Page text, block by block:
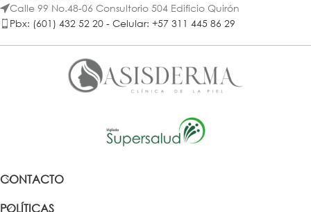
Calle 99 No.48-06 Consultorio 504 Edificio Quirón
Pbx: (601) 432 52 20 - Celular: +57 311 445 86 29
CONTACTO
POLÍTICAS